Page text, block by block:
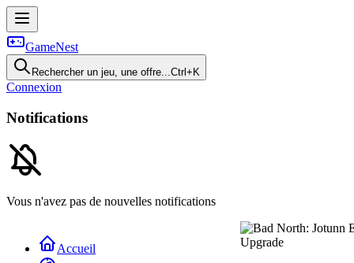
GameNest
Rechercher un jeu, une offre...Ctrl+K
Connexion
Notifications
Vous n'avez pas de nouvelles notifications
Accueil